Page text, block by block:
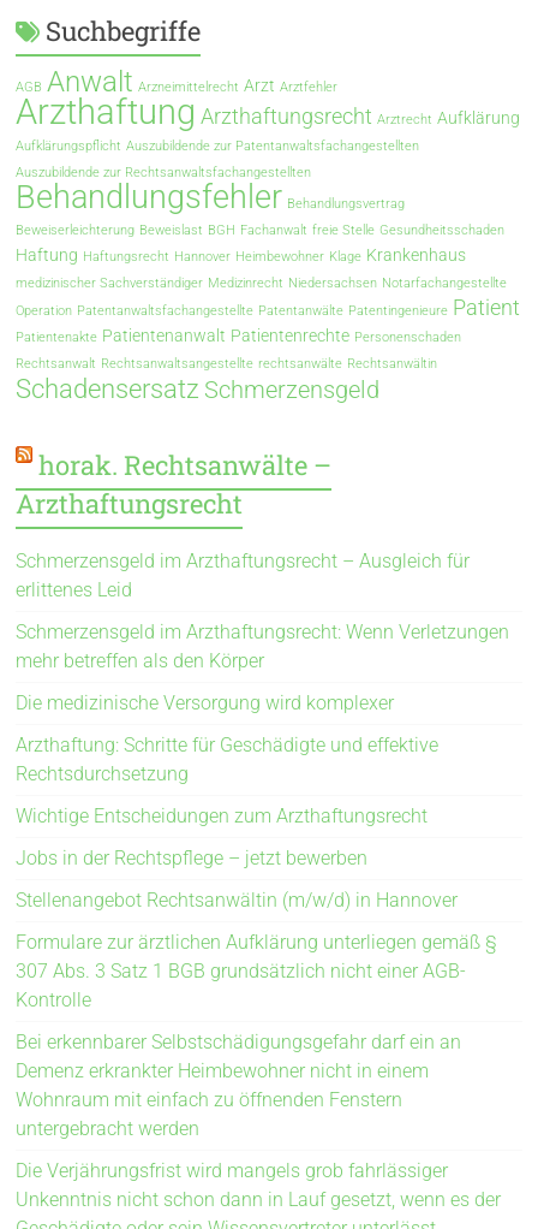
Suchbegriffe
AGB Anwalt Arzneimittelrecht Arzt Arztfehler
Arzthaftung Arzthaftungsrecht Arztrecht Aufklärung
Aufklärungspflicht Auszubildende zur Patentanwaltsfachangestellten
Auszubildende zur Rechtsanwaltsfachangestellten
Behandlungsfehler Behandlungsvertrag
Beweiserleichterung Beweislast BGH Fachanwalt freie Stelle Gesundheitsschaden
Haftung Haftungsrecht Hannover Heimbewohner Klage Krankenhaus
medizinischer Sachverständiger Medizinrecht Niedersachsen Notarfachangestellte
Operation Patentanwaltsfachangestellte Patentanwälte Patentingenieure Patient
Patientenakte Patientenanwalt Patientenrechte Personenschaden
Rechtsanwalt Rechtsanwaltsangestellte rechtsanwälte Rechtsanwältin
Schadensersatz Schmerzensgeld
horak. Rechtsanwälte –
Arzthaftungsrecht
Schmerzensgeld im Arzthaftungsrecht – Ausgleich für
erlittenes Leid
Schmerzensgeld im Arzthaftungsrecht: Wenn Verletzungen
mehr betreffen als den Körper
Die medizinische Versorgung wird komplexer
Arzthaftung: Schritte für Geschädigte und effektive
Rechtsdurchsetzung
Wichtige Entscheidungen zum Arzthaftungsrecht
Jobs in der Rechtspflege – jetzt bewerben
Stellenangebot Rechtsanwältin (m/w/d) in Hannover
Formulare zur ärztlichen Aufklärung unterliegen gemäß §
307 Abs. 3 Satz 1 BGB grundsätzlich nicht einer AGB-
Kontrolle
Bei erkennbarer Selbstschädigungsgefahr darf ein an
Demenz erkrankter Heimbewohner nicht in einem
Wohnraum mit einfach zu öffnenden Fenstern
untergebracht werden
Die Verjährungsfrist wird mangels grob fahrlässiger
Unkenntnis nicht schon dann in Lauf gesetzt, wenn es der